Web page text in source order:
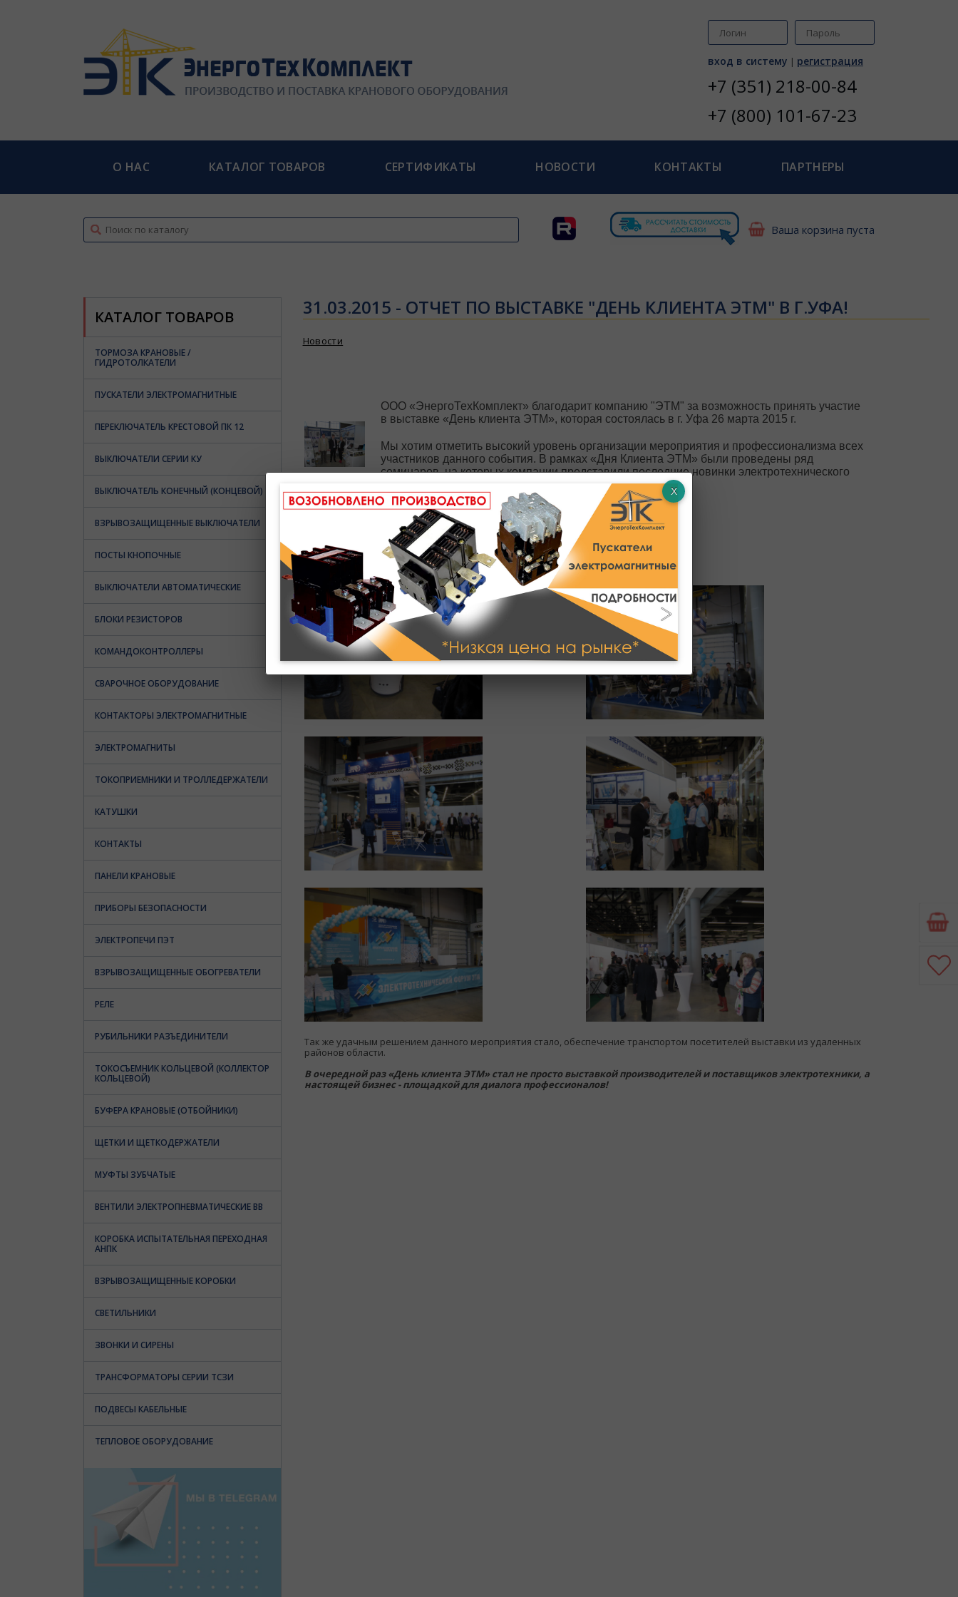
вход в систему | регистрация
+7 (351) 218-00-84
+7 (800) 101-67-23
О НАС КАТАЛОГ ТОВАРОВ СЕРТИФИКАТЫ НОВОСТИ КОНТАКТЫ ПАРТНЕРЫ
Ваша корзина пуста
КАТАЛОГ ТОВАРОВ
ТОРМОЗА КРАНОВЫЕ /
ГИДРОТОЛКАТЕЛИ
ПУСКАТЕЛИ ЭЛЕКТРОМАГНИТНЫЕ
ПЕРЕКЛЮЧАТЕЛЬ КРЕСТОВОЙ ПК 12
ВЫКЛЮЧАТЕЛИ СЕРИИ КУ
ВЫКЛЮЧАТЕЛЬ КОНЕЧНЫЙ (КОНЦЕВОЙ)
ВЗРЫВОЗАЩИЩЕННЫЕ ВЫКЛЮЧАТЕЛИ
ПОСТЫ КНОПОЧНЫЕ
ВЫКЛЮЧАТЕЛИ АВТОМАТИЧЕСКИЕ
БЛОКИ РЕЗИСТОРОВ
КОМАНДОКОНТРОЛЛЕРЫ
СВАРОЧНОЕ ОБОРУДОВАНИЕ
КОНТАКТОРЫ ЭЛЕКТРОМАГНИТНЫЕ
ЭЛЕКТРОМАГНИТЫ
ТОКОПРИЕМНИКИ И ТРОЛЛЕДЕРЖАТЕЛИ
КАТУШКИ
КОНТАКТЫ
ПАНЕЛИ КРАНОВЫЕ
ПРИБОРЫ БЕЗОПАСНОСТИ
ЭЛЕКТРОПЕЧИ ПЭТ
ВЗРЫВОЗАЩИЩЕННЫЕ ОБОГРЕВАТЕЛИ
РЕЛЕ
РУБИЛЬНИКИ РАЗЪЕДИНИТЕЛИ
ТОКОСЪЕМНИК КОЛЬЦЕВОЙ (КОЛЛЕКТОР
КОЛЬЦЕВОЙ)
БУФЕРА КРАНОВЫЕ (ОТБОЙНИКИ)
ЩЕТКИ И ЩЕТКОДЕРЖАТЕЛИ
МУФТЫ ЗУБЧАТЫЕ
ВЕНТИЛИ ЭЛЕКТРОПНЕВМАТИЧЕСКИЕ ВВ
КОРОБКА ИСПЫТАТЕЛЬНАЯ ПЕРЕХОДНАЯ
АНПК
ВЗРЫВОЗАЩИЩЕННЫЕ КОРОБКИ
СВЕТИЛЬНИКИ
ЗВОНКИ И СИРЕНЫ
ТРАНСФОРМАТОРЫ СЕРИИ ТСЗИ
ПОДВЕСЫ КАБЕЛЬНЫЕ
ТЕПЛОВОЕ ОБОРУДОВАНИЕ
31.03.2015 - ОТЧЕТ ПО ВЫСТАВКЕ "ДЕНЬ КЛИЕНТА ЭТМ" В Г.УФА!
Новости
ООО «ЭнергоТехКомплект» благодарит компанию "ЭТМ" за возможность принять участие
в выставке «День клиента ЭТМ», которая состоялась в г. Уфа 26 марта 2015 г.
Мы хотим отметить высокий уровень организации мероприятия и профессионализма всех
участников данного события. В рамках «Дня Клиента ЭТМ» были проведены ряд
семинаров, на которых компании представили последние новинки электротехнического
Так же удачным решением данного мероприятия стало, обеспечение транспортом посетителей выставки из удаленных
районов области.
В очередной раз «День клиента ЭТМ» стал не просто выставкой производителей и поставщиков электротехники, а
настоящей бизнес - площадкой для диалога профессионалов!